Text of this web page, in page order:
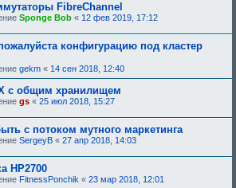
FibreChannel
Sponge Bob « 12 фев 2019, 17:12
конфигурацию под кластер
gekm « 14 сен 2018, 12:40
c общим хранилищем
gs « 25 июл 2018, 15:27
с потоком мутного маркетинга
SergeyB « 27 апр 2018, 14:03
HP2700
FitnessPonchik « 23 мар 2018, 12:01